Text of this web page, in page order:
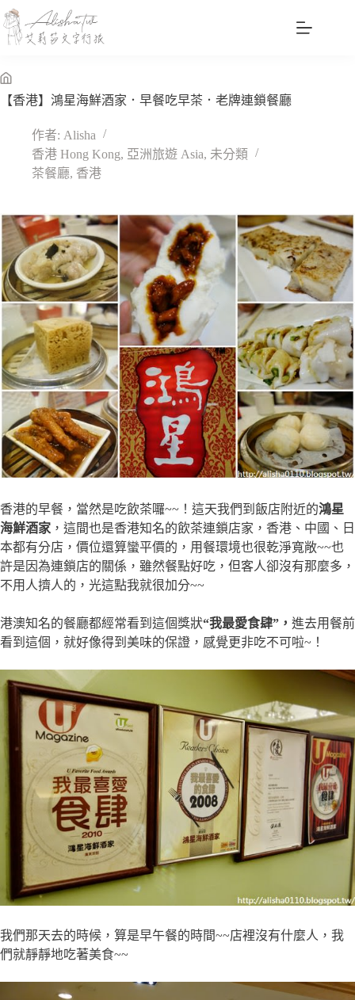
跳
至
主
內
容
無【香港】鴻星海鮮酒家．早餐吃早茶．老牌連鎖餐廳
作者: Alisha
香港 Hong Kong, 亞洲旅遊 Asia, 未分類
茶餐廳, 香港
香港的早餐，當然是吃飲茶囉~~！這天我們到飯店附近的鴻星
海鮮酒家 ，這間也是香港知名的飲茶連鎖店家，香港、中國、日
本都有分店，價位還算蠻平價的，用餐環境也很乾淨寬敞~~也
許是因為連鎖店的關係，雖然餐點好吃，但客人卻沒有那麼多，
不用人擠人的，光這點我就很加分~~
港澳知名的餐廳都經常看到這個獎狀“我最愛食肆”， 進去用餐前
看到這個，就好像得到美味的保證，感覺更非吃不可啦~！
我們那天去的時候，算是早午餐的時間~~店裡沒有什麼人，我
們就靜靜地吃著美食~~